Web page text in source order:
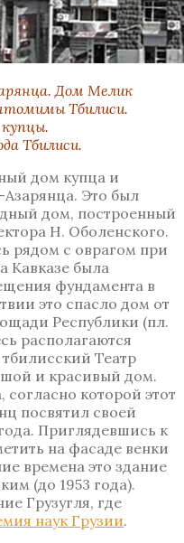
Дом Мелик
Тбилиси.
Тбилиси.
дом купца и
Это был
дом, построенный
Н. Оболенского.
рядом с оврагом при
Кавказе была
фундамента в
это спасло дом от
Республики (пл.
располагаются
Театр
и красивый дом.
согласно которой этот
посвятил своей
Приглядевшись к
на фасаде венки
времена это здание
(до 1953 года).
Грузугля, где
наук Грузии.